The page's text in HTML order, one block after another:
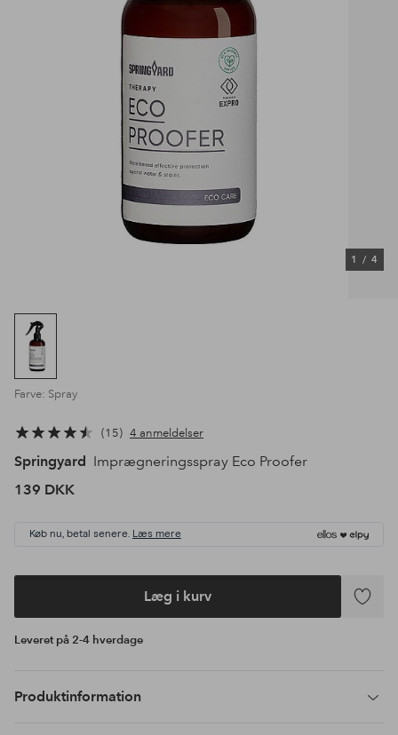
1 / 4
Farve: Spray
15 4 anmeldelser
Springyard
Imprægneringsspray Eco Proofer
139 DKK
Køb nu, betal senere. Læs mere
Læg i kurv
Tilføj
Leveret på 2-4 hverdage
Produktinformation